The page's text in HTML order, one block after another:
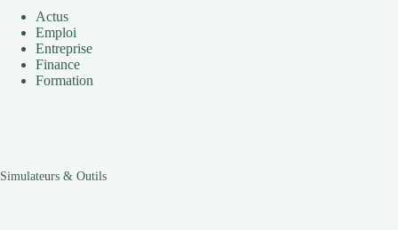
Actus
Emploi
Entreprise
Finance
Formation
Simulateurs & Outils